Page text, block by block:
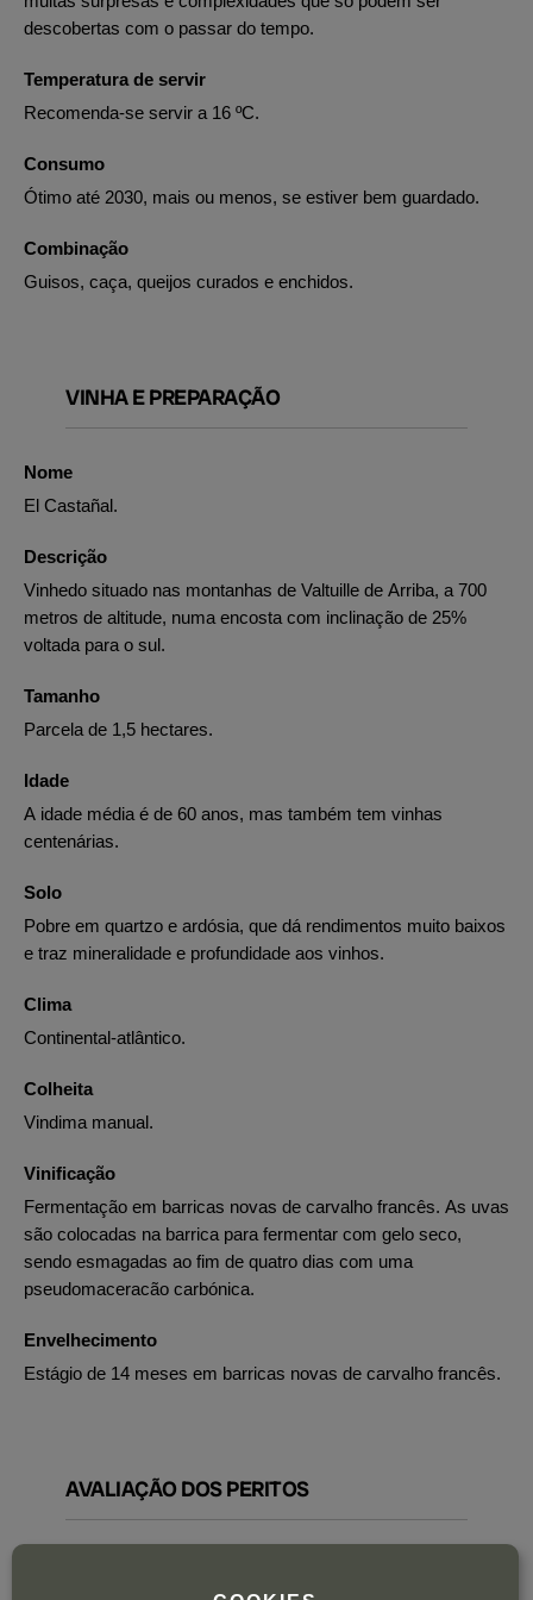
descobertas com o passar do tempo.
Temperatura de servir
Recomenda-se servir a 16 ºC.
Consumo
Ótimo até 2030, mais ou menos, se estiver bem guardado.
Combinação
Guisos, caça, queijos curados e enchidos.
VINHA E PREPARAÇÃO
Nome
El Castañal.
Descrição
Vinhedo situado nas montanhas de Valtuille de Arriba, a 700
metros de altitude, numa encosta com inclinação de 25%
voltada para o sul.
Tamanho
Parcela de 1,5 hectares.
Idade
A idade média é de 60 anos, mas também tem vinhas
centenárias.
Solo
Pobre em quartzo e ardósia, que dá rendimentos muito baixos
e traz mineralidade e profundidade aos vinhos.
Clima
Continental-atlântico.
Colheita
Vindima manual.
Vinificação
Fermentação em barricas novas de carvalho francês. As uvas
são colocadas na barrica para fermentar com gelo seco,
sendo esmagadas ao fim de quatro dias com uma
pseudomaceracão carbónica.
Envelhecimento
Estágio de 14 meses em barricas novas de carvalho francês.
AVALIAÇÃO DOS PERITOS
A new top-of-the-range Mencía, the 2019 El Castañal is a Vino